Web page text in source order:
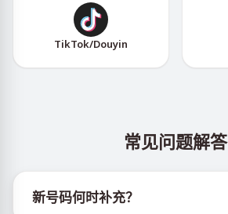
TikTok/Douyin
常见问题解答
新号码何时补充？